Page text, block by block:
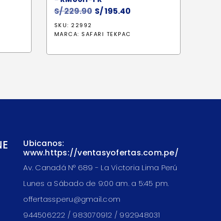
S/229.90 El
original
S/ 229.90.
S/195.40
S/ 195.40.
SKU: 22992
MARCA: SAFARI TEKPAC
Ubicanos:
www.https://ventasyofertas.com.pe/
Av. Canadá N° 689 - La Victoria Lima Perú
Lunes a Sábado de 9:00 am. a 5:45 pm.
offertassperu@gmail.com
944506222 / 983070912 / 992948031